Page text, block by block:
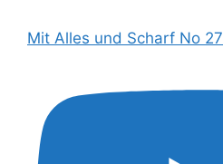
Mit Alles und Scharf No 27